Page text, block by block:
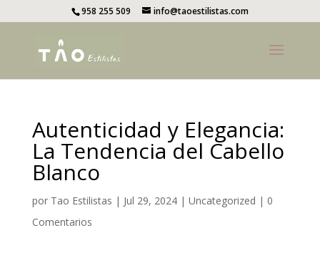
958 255 509 info@taoestilistas.com
Autenticidad y Elegancia:
La Tendencia del Cabello
Blanco
por Tao Estilistas | Jul 29, 2024| Uncategorized | 0
Comentarios